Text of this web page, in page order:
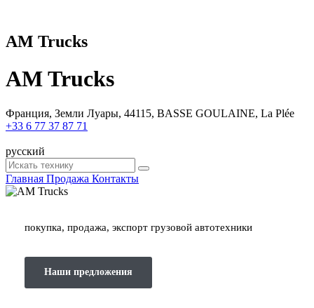
AM Trucks
AM Trucks
Франция, Земли Луары, 44115, BASSE GOULAINE, La Plée
+33 6 77 37 87 71
русский
Главная Продажа Контакты
покупка, продажа, экспорт грузовой автотехники
Наши предложения